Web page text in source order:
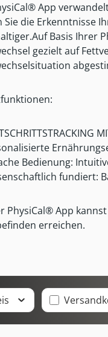
App
Sie die Erkenntnisse
Basis Ihrer
gezielt auf
Bedienung:
fundiert:
PhysiCal® App
erreichen.
Filter